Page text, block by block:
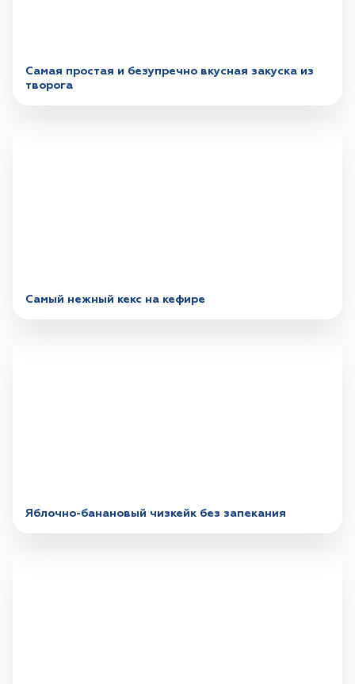
Самая простая и безупречно вкусная закуска из
творога
Самый нежный кекс на кефире
Яблочно-банановый чизкейк без запекания